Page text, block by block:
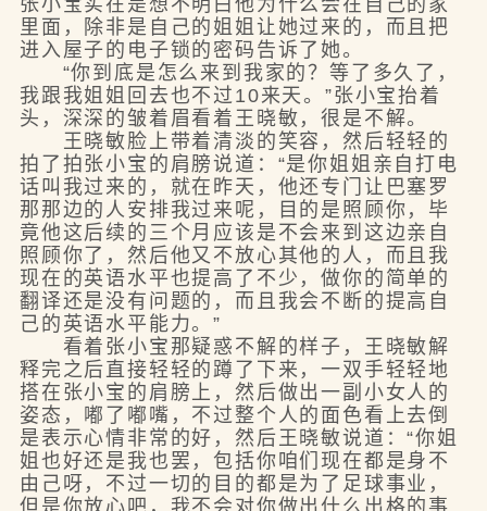
张小宝实在是想不明白他为什么会在自己的家
里面，除非是自己的姐姐让她过来的，而且把
进入屋子的电子锁的密码告诉了她。
“你到底是怎么来到我家的？等了多久了，
我跟我姐姐回去也不过10来天。”张小宝抬着
头，深深的皱着眉看着王晓敏，很是不解。
王晓敏脸上带着清淡的笑容，然后轻轻的
拍了拍张小宝的肩膀说道：“是你姐姐亲自打电
话叫我过来的，就在昨天，他还专门让巴塞罗
那那边的人安排我过来呢，目的是照顾你，毕
竟他这后续的三个月应该是不会来到这边亲自
照顾你了，然后他又不放心其他的人，而且我
现在的英语水平也提高了不少，做你的简单的
翻译还是没有问题的，而且我会不断的提高自
己的英语水平能力。”
看着张小宝那疑惑不解的样子，王晓敏解
释完之后直接轻轻的蹲了下来，一双手轻轻地
搭在张小宝的肩膀上，然后做出一副小女人的
姿态，嘟了嘟嘴，不过整个人的面色看上去倒
是表示心情非常的好，然后王晓敏说道：“你姐
姐也好还是我也罢，包括你咱们现在都是身不
由己呀，不过一切的目的都是为了足球事业，
但是你放心吧，我不会对你做出什么出格的事